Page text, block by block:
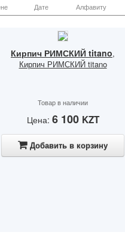
Дате Алфавиту
Кирпич РИМСКИЙ titano,
Кирпич РИМСКИЙ titano
Товар в наличии
Цена: 6 100 KZT
Добавить в корзину